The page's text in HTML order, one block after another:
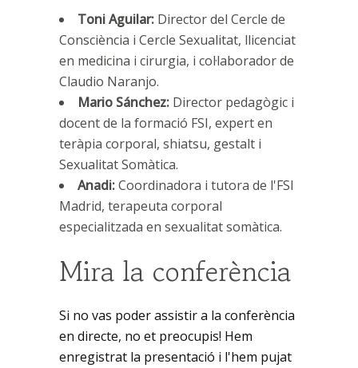
Toni Aguilar: Director del Cercle de
Consciència i Cercle Sexualitat, llicenciat
en medicina i cirurgia, i col·laborador de
Claudio Naranjo.
Mario Sánchez: Director pedagògic i
docent de la formació FSI, expert en
teràpia corporal, shiatsu, gestalt i
Sexualitat Somàtica.
Anadi:Coordinadora i tutora de l'FSI
Madrid, terapeuta corporal
especialitzada en sexualitat somàtica.
Mira la conferència
Si no vas poder assistir a la conferència
en directe, no et preocupis! Hem
enregistrat la presentació i l'hem pujat